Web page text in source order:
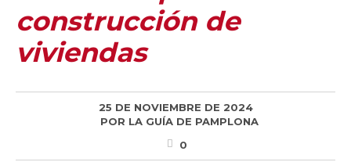
construcción de
viviendas
25 DE NOVIEMBRE DE 2024
POR LA GUÍA DE PAMPLONA
0